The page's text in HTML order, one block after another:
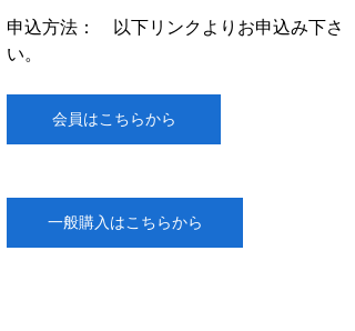
申込方法：　以下リンクよりお申込み下さ
い。
会員はこちらから
一般購入はこちらから